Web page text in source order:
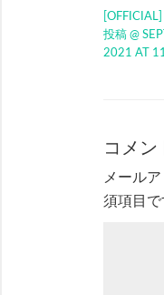
投稿 @
2021 AT
コメ
メール
須項目で